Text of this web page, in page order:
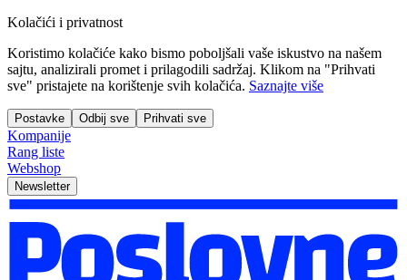
Kolačići i privatnost
Koristimo kolačiće kako bismo poboljšali vaše iskustvo na našem
sajtu, analizirali promet i prilagodili sadržaj. Klikom na "Prihvati
sve" pristajete na korištenje svih kolačića. Saznajte više
Postavke Odbij sve Prihvati sve
Kompanije
Rang liste
Webshop
Newsletter